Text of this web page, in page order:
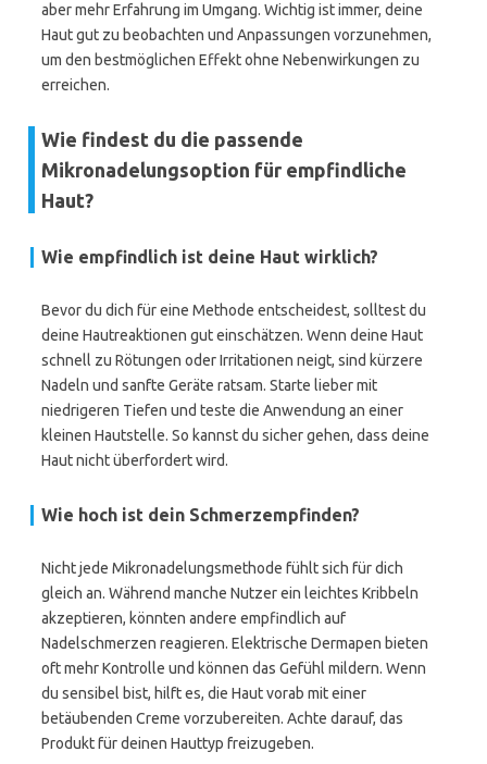
aber mehr Erfahrung im Umgang. Wichtig ist immer, deine
Haut gut zu beobachten und Anpassungen vorzunehmen,
um den bestmöglichen Effekt ohne Nebenwirkungen zu
erreichen.
Wie findest du die passende
Mikronadelungsoption für empfindliche
Haut?
Wie empfindlich ist deine Haut wirklich?
Bevor du dich für eine Methode entscheidest, solltest du
deine Hautreaktionen gut einschätzen. Wenn deine Haut
schnell zu Rötungen oder Irritationen neigt, sind kürzere
Nadeln und sanfte Geräte ratsam. Starte lieber mit
niedrigeren Tiefen und teste die Anwendung an einer
kleinen Hautstelle. So kannst du sicher gehen, dass deine
Haut nicht überfordert wird.
Wie hoch ist dein Schmerzempfinden?
Nicht jede Mikronadelungsmethode fühlt sich für dich
gleich an. Während manche Nutzer ein leichtes Kribbeln
akzeptieren, könnten andere empfindlich auf
Nadelschmerzen reagieren. Elektrische Dermapen bieten
oft mehr Kontrolle und können das Gefühl mildern. Wenn
du sensibel bist, hilft es, die Haut vorab mit einer
betäubenden Creme vorzubereiten. Achte darauf, das
Produkt für deinen Hauttyp freizugeben.